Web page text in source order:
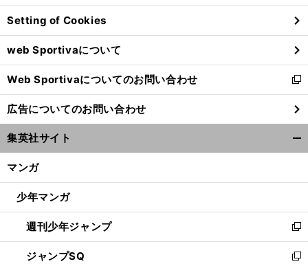
ン
ド
ウ
で
開
く
Setting of Cookies
web Sportivaについて
Web Sportivaについてのお問い合わせ
新
し
い
ウ
ィ
ン
ウ
開
く
広告についてのお問い合わせ
集英社サイト
マンガ
少年マンガ
週刊少年ジャンプ
新
し
い
ジャンプSQ
新